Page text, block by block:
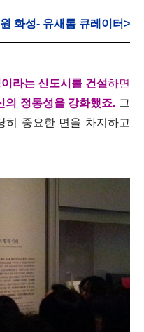
화성- 유새롬 큐레이터>
라는 신도시를 건설하면
의 정통성을 강화했죠. 그
히 중요한 면을 차지하고